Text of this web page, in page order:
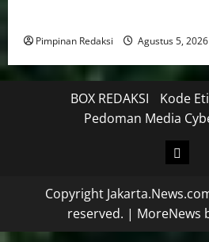
Pimpinan Redaksi Agustus 5, 2026
BOX REDAKSI
Kode
Pedoman Media
Copyright
reserved. | MoreNews